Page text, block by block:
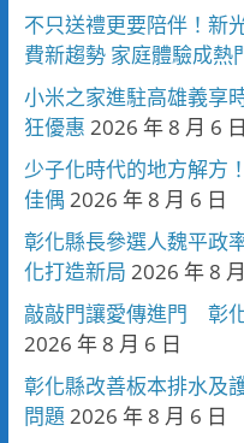
不只送禮更要陪伴！新
費新趨勢 家庭體驗成熱
小米之家進駐高雄義享
狂優惠 2026 年 8 月 6 日
少子化時代的地方解方
佳偶 2026 年 8 月 6 日
彰化縣長參選人魏平
化打造新局 2026 年 8
敲敲門讓愛傳進門 彰
2026 年 8 月 6 日
彰化縣改善板本排水
問題 2026 年 8 月 6 日